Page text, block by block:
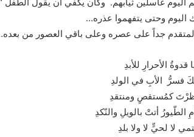
اليوم غاسلين ثيابهم. وكان يكفي أن يقول الطفل
وحتى يتفهموا عذره…
جداً على عصره وعلى باقي العصور من
الأحرارِ للأبدِ
فسرُّ الأبِ في الولدِ
نظرْتَ كمُستقصٍ ومنتقدِ
أتتْ بالويلِ والنّكدِ
لا لحيٍّ لا ولا بلدِ